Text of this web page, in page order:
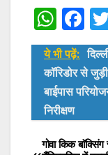
W
h
at
s
A
F
a
c
e
ये भी पढ़ें:
कॉरिडोर से
बाईपास
निरीक्षण
गोवा किक बाॅक्सिंग